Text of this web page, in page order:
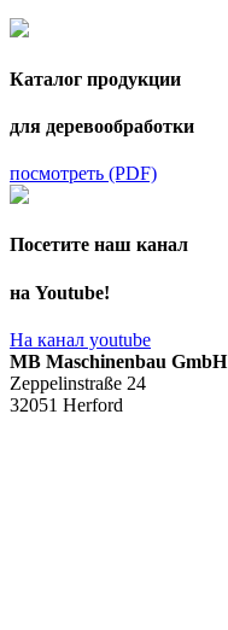
Каталог продукции
для деревообработки
посмотреть (PDF)
Посетите наш канал
на Youtube!
На канал youtube
MB Maschinenbau GmbH
Zeppelinstraße 24
32051 Herford